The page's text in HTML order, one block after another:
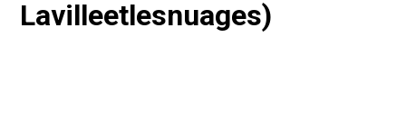
Lavilleetlesnuages)